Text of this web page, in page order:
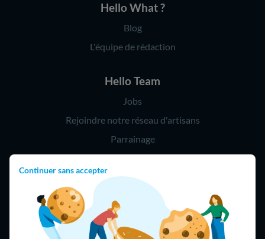
Continuer sans accepter
Hello What ?
Blog
L'équipe de rédaction
Hello Team
Jobs
Rejoindre notre réseau d'artisans
Parrainage
Hello !
09 75 18 60 60
(8h-21h)
75018 Paris